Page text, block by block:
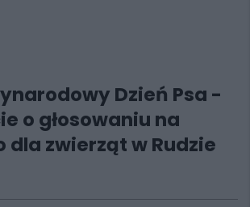
Dzień Psa -
o głosowaniu na
dla zwierząt w Rudzie